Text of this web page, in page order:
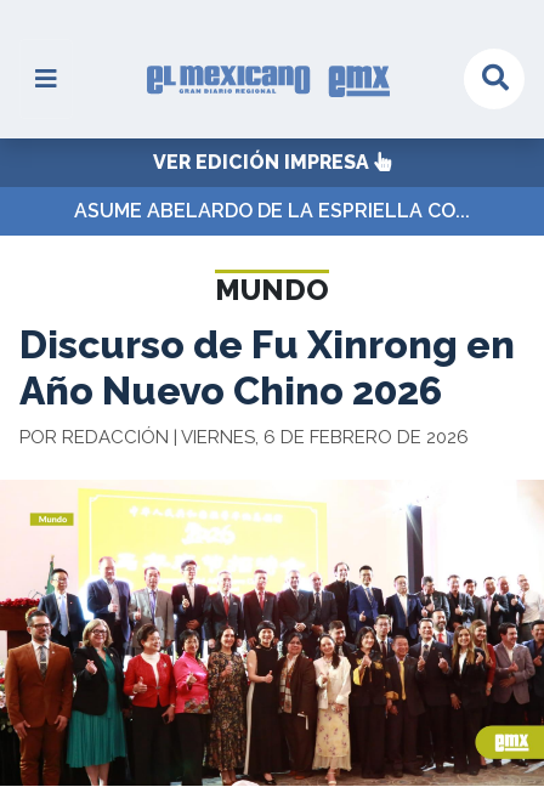
VER EDICIÓN IMPRESA
ASUME ABELARDO DE LA ESPRIELLA CO...
MUNDO
Discurso de Fu Xinrong en
Año Nuevo Chino 2026
POR REDACCIÓN | VIERNES, 6 DE FEBRERO DE 2026